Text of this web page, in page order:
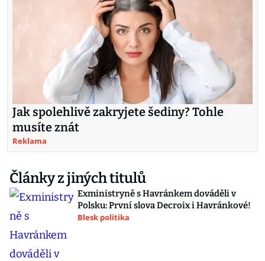
Jak spolehlivě zakryjete šediny? Tohle
musíte znát
Reklama
Články z jiných titulů
Exministryně s Havránkem dováděli v
Polsku: První slova Decroix i Havránkové!
Blesk politika